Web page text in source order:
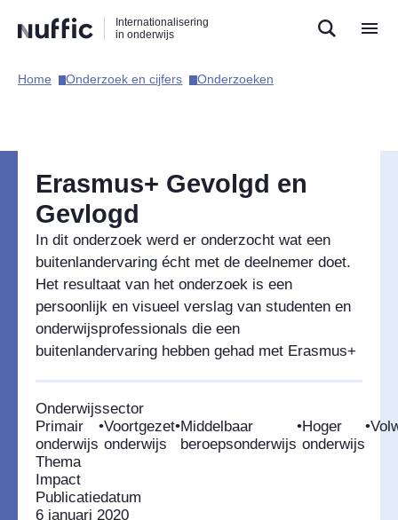
naar
zoekfunctie
naar
hoofdnavigatie
naar
inhoud
Internationalisering
in onderwijs
Hoofdnavigatie
Home​ Onderzoek en cijfers​ Onderzoeken​
Erasmus+ Gevolgd en
Gevlogd
In dit onderzoek werd er onderzocht wat een
buitenlandervaring écht met de deelnemer doet.
Het resultaat van het onderzoek is een
persoonlijk en visueel verslag van studenten en
onderwijsprofessionals die een
buitenlandervaring hebben gehad met Erasmus+
Onderwijssector
Primair
onderwijs
•Voortgezet
onderwijs
•Middelbaar
beroepsonderwijs
•Hoger
onderwijs
•
Thema
Impact
Publicatiedatum
6 januari 2020